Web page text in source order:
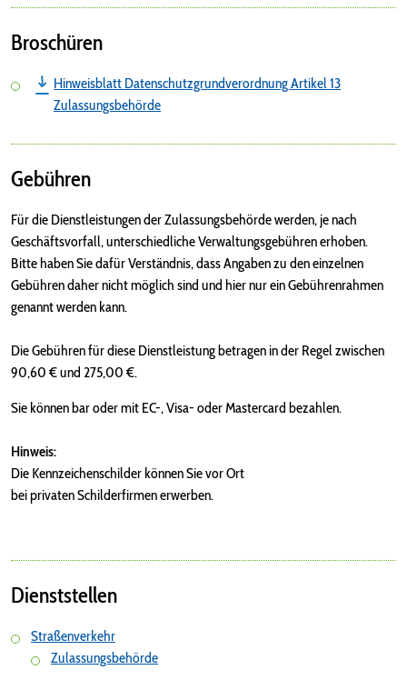
Broschüren
Hinweisblatt Datenschutzgrundverordnung Artikel 13
Zulassungsbehörde
Gebühren
Für die Dienstleistungen der Zulassungsbehörde werden, je nach
Geschäftsvorfall, unterschiedliche Verwaltungsgebühren erhoben.
Bitte haben Sie dafür Verständnis, dass Angaben zu den einzelnen
Gebühren daher nicht möglich sind und hier nur ein Gebührenrahmen
genannt werden kann.
Die Gebühren für diese Dienstleistung betragen in der Regel zwischen
90,60 € und 275,00 €.
Sie können bar oder mit EC-, Visa- oder Mastercard bezahlen.
Hinweis:
Die Kennzeichenschilder können Sie vor Ort
bei privaten Schilderfirmen erwerben.
Dienststellen
Straßenverkehr
Zulassungsbehörde